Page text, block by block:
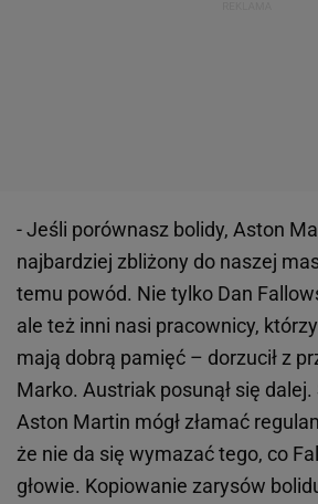
- Jeśli porównasz bolidy, Aston
najbardziej zbliżony do naszej
temu powód. Nie tylko Dan
ale też inni nasi pracownicy,
mają dobrą pamięć – dorzucił z
Marko. Austriak posunął się dalej.
Aston Martin mógł złamać
że nie da się wymazać tego, co
głowie. Kopiowanie zarysów